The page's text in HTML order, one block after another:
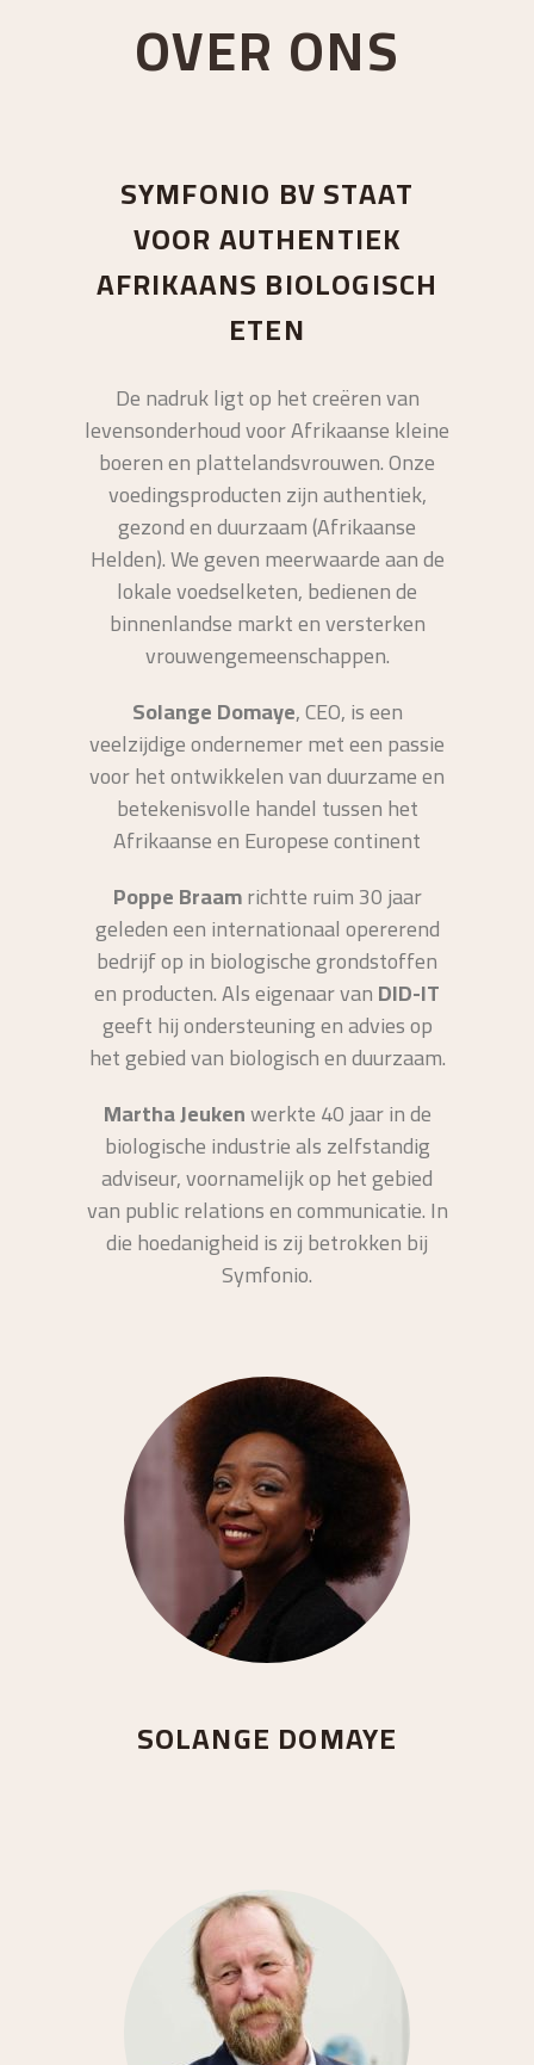
OVER ONS
SYMFONIO BV STAAT
VOOR AUTHENTIEK
AFRIKAANS BIOLOGISCH
ETEN
De nadruk ligt op het creëren van
levensonderhoud voor Afrikaanse kleine
boeren en plattelandsvrouwen. Onze
voedingsproducten zijn authentiek,
gezond en duurzaam (Afrikaanse
Helden). We geven meerwaarde aan de
lokale voedselketen, bedienen de
binnenlandse markt en versterken
vrouwengemeenschappen.
Solange Domaye, CEO, is een
veelzijdige ondernemer met een passie
voor het ontwikkelen van duurzame en
betekenisvolle handel tussen het
Afrikaanse en Europese continent
Poppe Braamrichtte ruim 30 jaar
geleden een internationaal opererend
bedrijf op in biologische grondstoffen
en producten. Als eigenaar vanDID-IT
geeft hij ondersteuning en advies op
het gebied van biologisch en duurzaam.
Martha Jeukenwerkte 40 jaar in de
biologische industrie als zelfstandig
adviseur, voornamelijk op het gebied
van public relations en communicatie. In
die hoedanigheid is zij betrokken bij
Symfonio.
SOLANGE DOMAYE